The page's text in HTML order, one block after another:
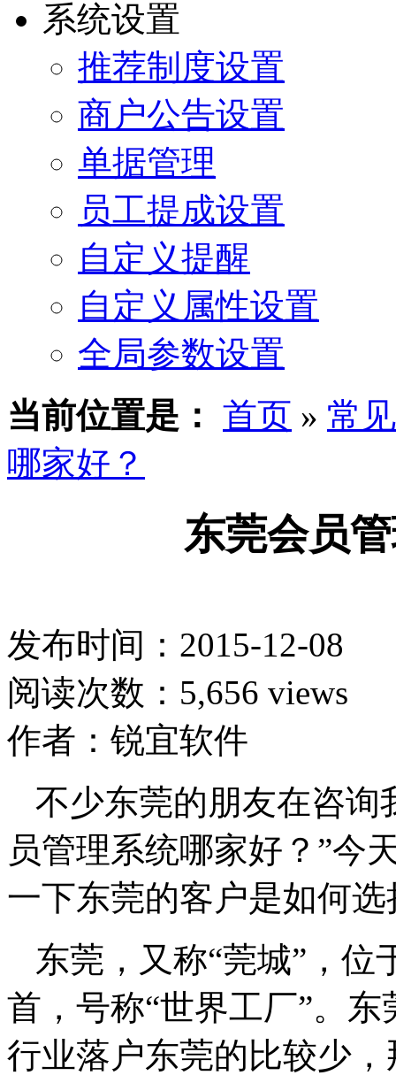
系统设置
推荐制度设置
商户公告设置
单据管理
员工提成设置
自定义提醒
自定义属性设置
全局参数设置
当前位置是： 首页 » 常
哪家好？
东莞会员
发布时间：2015-12-08
阅读次数：5,656 views
作者：锐宜软件
不少东莞的朋友在咨询
员管理系统哪家好？”今
一下东莞的客户是如何
东莞，又称“莞城”，位
首，号称“世界工厂”。
行业落户东莞的比较少